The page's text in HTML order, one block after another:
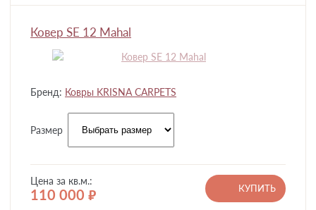
Ковер SE 12 Mahal
Бренд: Ковры KRISNA CARPETS
Размер
Цена за кв.м.:
110 000 руб.
КУПИТЬ